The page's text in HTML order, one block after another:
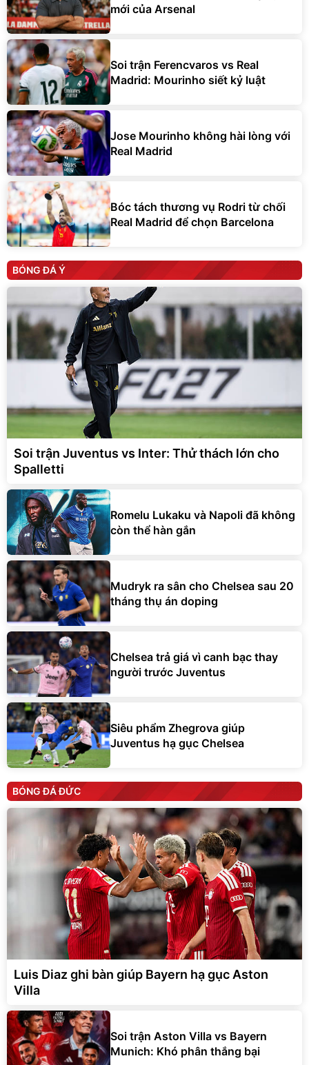
mới của Arsenal
Soi trận Ferencvaros vs Real
Madrid: Mourinho siết kỷ luật
Jose Mourinho không hài lòng với
Real Madrid
Bóc tách thương vụ Rodri từ chối
Real Madrid để chọn Barcelona
BÓNG ĐÁ Ý
Soi trận Juventus vs Inter: Thử thách lớn cho
Spalletti
Romelu Lukaku và Napoli đã không
còn thể hàn gắn
Mudryk ra sân cho Chelsea sau 20
tháng thụ án doping
Chelsea trả giá vì canh bạc thay
người trước Juventus
Siêu phẩm Zhegrova giúp
Juventus hạ gục Chelsea
BÓNG ĐÁ ĐỨC
Luis Diaz ghi bàn giúp Bayern hạ gục Aston
Villa
Soi trận Aston Villa vs Bayern
Munich: Khó phân thắng bại